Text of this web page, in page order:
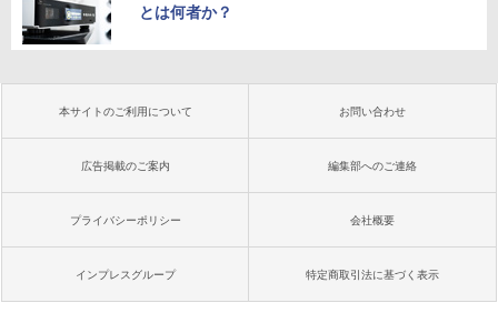
とは何者か？
本サイトのご利用について お問い合わせ
広告掲載のご案内 編集部へのご連絡
プライバシーポリシー 会社概要
インプレスグループ 特定商取引法に基づく表示